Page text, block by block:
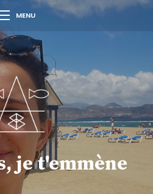
MENU
je t'emmène